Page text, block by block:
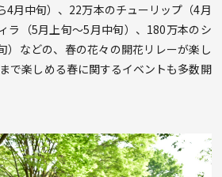
4月中旬）、22万本のチューリップ（4月
ラ（5月上旬〜5月中旬）、180万本のシ
）などの、春の花々の開花リレーが楽し
で楽しめる春に関するイベントも多数開